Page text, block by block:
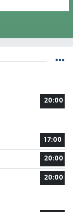
20:00
17:00
20:00
20:00